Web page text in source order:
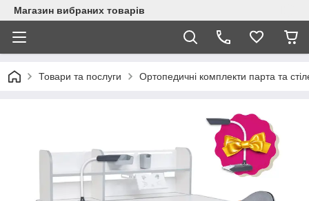
Магазин вибраних товарів
Товари та послуги Ортопедичні комплекти парта та